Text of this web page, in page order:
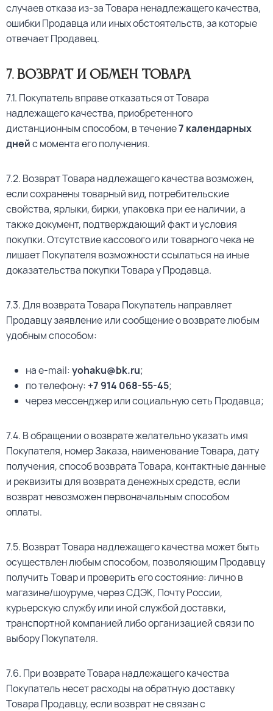
случаев отказа из-за Товара ненадлежащего качества,
ошибки Продавца или иных обстоятельств, за которые
отвечает Продавец.
7. Возврат и обмен Товара
7.1. Покупатель вправе отказаться от Товара
надлежащего качества, приобретенного
дистанционным способом, в течение7 календарных
днейс момента его получения.
7.2. Возврат Товара надлежащего качества возможен,
если сохранены товарный вид, потребительские
свойства, ярлыки, бирки, упаковка при ее наличии, а
также документ, подтверждающий факт и условия
покупки. Отсутствие кассового или товарного чека не
лишает Покупателя возможности ссылаться на иные
доказательства покупки Товара у Продавца.
7.3. Для возврата Товара Покупатель направляет
Продавцу заявление или сообщение о возврате любым
удобным способом:
на e-mail:yohaku@bk.ru;
по телефону: +7 914 068-55-45;
через мессенджер или социальную сеть Продавца;
7.4. В обращении о возврате желательно указать имя
Покупателя, номер Заказа, наименование Товара, дату
получения, способ возврата Товара, контактные данные
и реквизиты для возврата денежных средств, если
возврат невозможен первоначальным способом
оплаты.
7.5. Возврат Товара надлежащего качества может быть
осуществлен любым способом, позволяющим Продавцу
получить Товар и проверить его состояние: лично в
магазине/шоуруме, через СДЭК, Почту России,
курьерскую службу или иной службой доставки,
транспортной компанией либо организацией связи по
выбору Покупателя.
7.6. При возврате Товара надлежащего качества
Покупатель несет расходы на обратную доставку
Товара Продавцу, если возврат не связан с